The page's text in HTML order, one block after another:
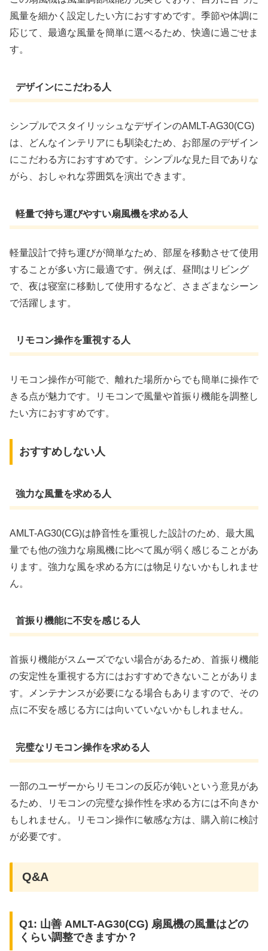
風量を細かく設定したい方におすすめです。季節や体調に
応じて、最適な風量を簡単に選べるため、快適に過ごせま
す。
デザインにこだわる人
シンプルでスタイリッシュなデザインのAMLT-AG30(CG)
は、どんなインテリアにも馴染むため、お部屋のデザイン
にこだわる方におすすめです。シンプルな見た目でありな
がら、おしゃれな雰囲気を演出できます。
軽量で持ち運びやすい扇風機を求める人
軽量設計で持ち運びが簡単なため、部屋を移動させて使用
することが多い方に最適です。例えば、昼間はリビング
で、夜は寝室に移動して使用するなど、さまざまなシーン
で活躍します。
リモコン操作を重視する人
リモコン操作が可能で、離れた場所からでも簡単に操作で
きる点が魅力です。リモコンで風量や首振り機能を調整し
たい方におすすめです。
おすすめしない人
強力な風量を求める人
AMLT-AG30(CG)は静音性を重視した設計のため、最大風
量でも他の強力な扇風機に比べて風が弱く感じることがあ
ります。強力な風を求める方には物足りないかもしれませ
ん。
首振り機能に不安を感じる人
首振り機能がスムーズでない場合があるため、首振り機能
の安定性を重視する方にはおすすめできないことがありま
す。メンテナンスが必要になる場合もありますので、その
点に不安を感じる方には向いていないかもしれません。
完璧なリモコン操作を求める人
一部のユーザーからリモコンの反応が鈍いという意見があ
るため、リモコンの完璧な操作性を求める方には不向きか
もしれません。リモコン操作に敏感な方は、購入前に検討
が必要です。
Q&A
Q1: 山善 AMLT-AG30(CG) 扇風機の風量はどの
くらい調整できますか？